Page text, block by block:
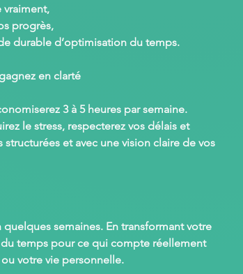
progrès,
durable d’optimisation du temps.
en clarté
3 à 5 heures par semaine.
le stress, respecterez vos délais et
structurées et avec une vision claire de vos
quelques semaines. En transformant votre
temps pour ce qui compte réellement
votre vie personnelle.